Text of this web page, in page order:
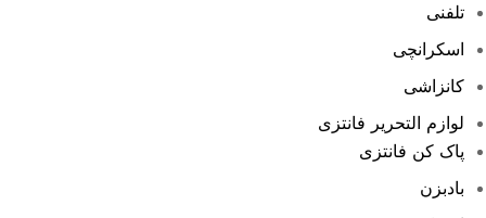
تلفنی
اسکرانچی
کانزاشی
لوازم التحریر فانتزی
پاک کن فانتزی
بادبزن